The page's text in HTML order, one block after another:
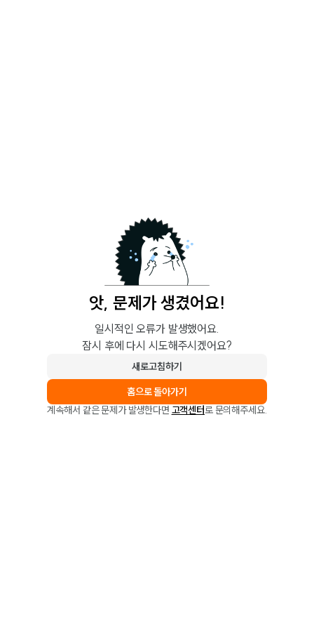
앗, 문제가 생겼어요!
일시적인 오류가 발생했어요.
잠시 후에 다시 시도해주시겠어요?
새로고침하기
홈으로 돌아가기
계속해서 같은 문제가 발생한다면 고객센터로 문의해주세요.